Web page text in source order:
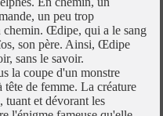
un peu trop
chemin. Œdipe, qui a le sang
son père. Ainsi, Œdipe
sans le savoir.
la coupe d'un monstre
de femme. La créature
tuant et dévorant les